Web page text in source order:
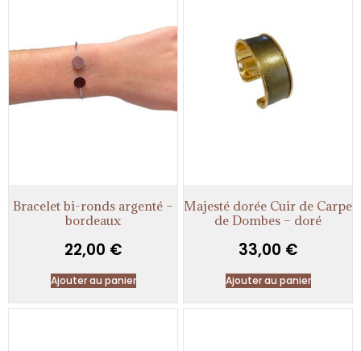
Bracelet bi-ronds argenté –
bordeaux
22,00 €
Ajouter au panier
Majesté dorée Cuir de Carpe
de Dombes – doré
33,00 €
Ajouter au panier